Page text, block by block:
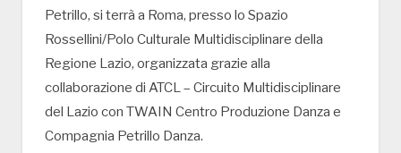
Petrillo, si terrà a Roma, presso lo Spazio
Rossellini/Polo Culturale Multidisciplinare della
Regione Lazio, organizzata grazie alla
collaborazione di ATCL – Circuito Multidisciplinare
del Lazio con TWAIN Centro Produzione Danza e
Compagnia Petrillo Danza.